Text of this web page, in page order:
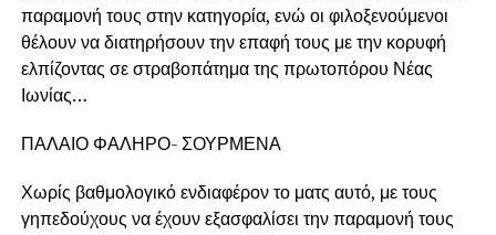
παραμονή τους στην κατηγορία, ενώ οι φιλοξενούμενοι
θέλουν να διατηρήσουν την επαφή τους με την κορυφή
ελπίζοντας σε στραβοπάτημα της πρωτοπόρου Νέας
Ιωνίας…
ΠΑΛΑΙΟ ΦΑΛΗΡΟ- ΣΟΥΡΜΕΝΑ
Χωρίς βαθμολογικό ενδιαφέρον το ματς αυτό, με τους
γηπεδούχους να έχουν εξασφαλίσει την παραμονή τους